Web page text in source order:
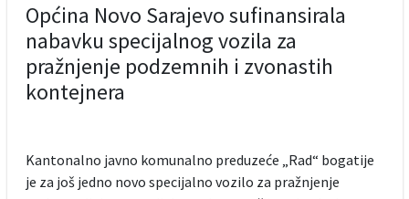
Općina Novo Sarajevo sufinansirala
nabavku specijalnog vozila za
pražnjenje podzemnih i zvonastih
kontejnera
Kantonalno javno komunalno preduzeće „Rad“ bogatije
je za još jedno novo specijalno vozilo za pražnjenje